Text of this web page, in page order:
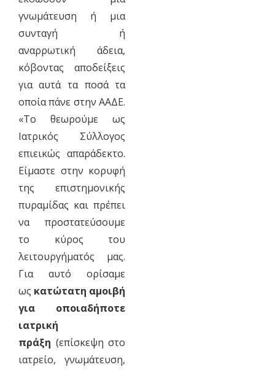
γνωμάτευση ή μια
συνταγή ή
αναρρωτική άδεια,
κόβοντας αποδείξεις
για αυτά τα ποσά τα
οποία πάνε στην ΑΑΔΕ.
«Το θεωρούμε ως
Ιατρικός Σύλλογος
επιεικώς απαράδεκτο.
Είμαστε στην κορυφή
της επιστημονικής
πυραμίδας και πρέπει
να προστατεύσουμε
το κύρος του
λειτουργήματός μας.
Για αυτό ορίσαμε
ως κατώτατη αμοιβή
για οποιαδήποτε
ιατρική
πράξη (επίσκεψη στο
ιατρείο, γνωμάτευση,